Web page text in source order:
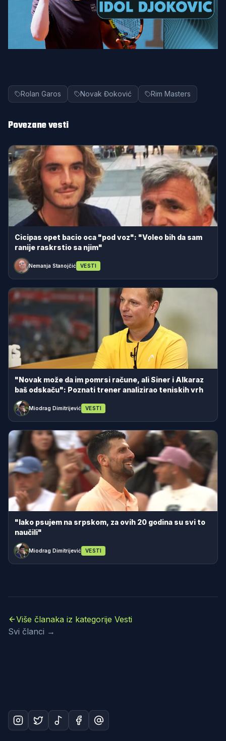
Rolan Garos Novak Đoković Rim Masters
Povezane vesti
Cicipas opet bacio oca "pod voz": "Voleo bih da sam
ranije raskrstio sa njim"
Nemanja Stanojčić VESTI
"Novak može da im pomrsi račune, ali Siner i Alkaraz
baš odskaču": Poznati trener analizirao teniskih vrh
Miodrag Dimitrijević VESTI
"Iako psujem na srpskom, za ovih 20 godina su svi to
naučili"
Miodrag Dimitrijević VESTI
Više članaka iz kategorije Vesti
Svi članci →